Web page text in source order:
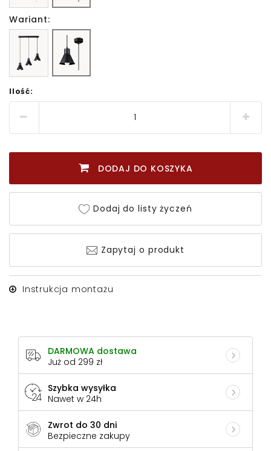
Wariant:
Ilość:
DODAJ DO KOSZYKA
Dodaj do listy życzeń
Zapytaj o produkt
Instrukcja montażu
DARMOWA dostawa
Już od 299 zł
Szybka wysyłka
Nawet w 24h
Zwrot do 30 dni
Bezpieczne zakupy